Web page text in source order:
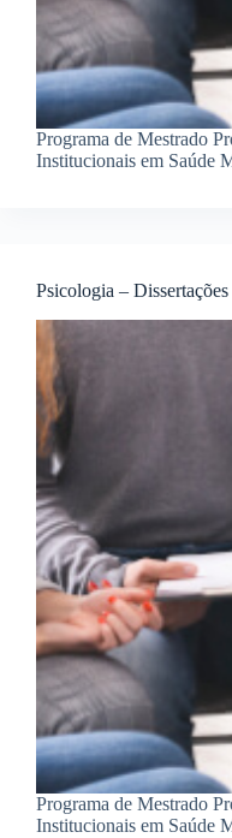
Programa de Mestrado
Institucionais em Saúde
Psicologia – Dissertações
Programa de Mestrado
Institucionais em Saúde